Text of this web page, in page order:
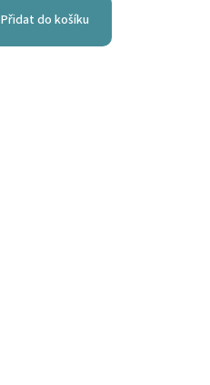
Přidat do košíku